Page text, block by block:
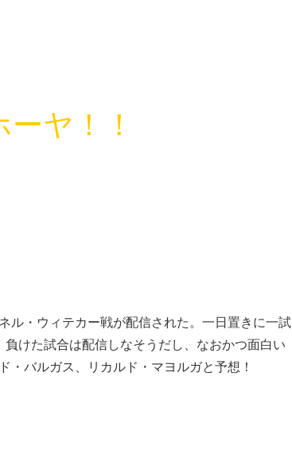
ヤ！！
ル・ウィテカー戦が配信された。一日置きに一試
けた試合は配信しなそうだし、なおかつ面白い
・バルガス、リカルド・マヨルガと予想！